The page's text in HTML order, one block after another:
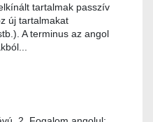
tartalmak passzív
új tartalmakat
A terminus az angol